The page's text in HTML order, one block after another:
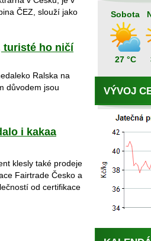
ČEZ, slouží jako
turisté ho ničí
Ralska na
důvodem jsou
i kakaa
klesly také prodeje
Fairtrade Česko a
od certifikace
Sobota
27 °C
VÝVOJ